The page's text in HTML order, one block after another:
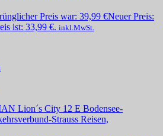
Preis war: 39,99 €Neuer Preis:
ist: 33,99 €. inkl.MwSt.